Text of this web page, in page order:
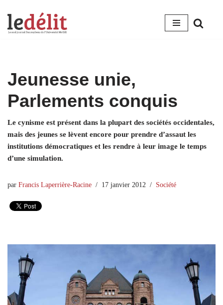
Aller
Jeunesse unie,
Parlements conquis
Le cynisme est présent dans la plupart des sociétés occidentales,
mais des jeunes se lèvent encore pour prendre d’assaut les
institutions démocratiques et les rendre à leur image le temps
d’une simulation.
par Francis Laperrière-Racine 17 janvier 2012 Société